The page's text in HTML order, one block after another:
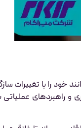
خود را با تغییرات
و راهبردهای عملیاتی